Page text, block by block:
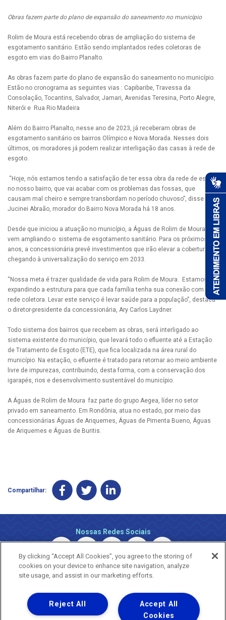
Obras fazem parte do plano de expansão do saneamento no município
Rolim de Moura está recebendo obras de ampliação do sistema de
esgotamento sanitário. Estão sendo implantados redes coletoras de
esgoto em vias do Bairro Planalto.
As obras fazem parte do plano de expansão do saneamento no município.
Estão no cronograma as seguintes vias : Capibaribe, Travessa da
Consolação, Tocantins, Salvador, Jamari, Avenidas Teresina, Porto Alegre,
Niterói e Rua Rio Madeira
Além do Bairro Planalto, nesse ano de 2023, já receberam obras de
esgotamento sanitário os bairros Olímpico e Nova Morada. Nesses dois
últimos, os moradores já podem realizar interligação das casas à rede de
esgoto.
“Hoje, nós estamos tendo a satisfação de ter essa obra da rede de esgoto
no nosso bairro, que vai acabar com os problemas das fossas, que
causam mal cheiro e sempre transbordam no período chuvoso”, disse
Jucinei Abraão, morador do Bairro Nova Morada há 18 anos.
Desde que iniciou a atuação no município, a Águas de Rolim de Moura
vem ampliando o sistema de esgotamento sanitário. Para os próximos
anos, a concessionária prevê investimentos que irão elevar a cobertura,
chegando à universalização do serviço em 2033.
“Nossa meta é trazer qualidade de vida para Rolim de Moura. Estamos
expandindo a estrutura para que cada família tenha sua conexão com a
rede coletora. Levar este serviço é levar saúde para a população”, destaca
o diretor-presidente da concessionária, Ary Carlos Laydner.
Todo sistema dos bairros que recebem as obras, será interligado ao
sistema existente do município, que levará todo o efluente até a Estação
de Tratamento de Esgoto (ETE), que fica localizada na área rural do
município. Na estação, o efluente é tratado para retornar ao meio ambiente
livre de impurezas, contribuindo, desta forma, com a conservação dos
igarapés, rios e desenvolvimento sustentável do município.
A Águas de Rolim de Moura faz parte do grupo Aegea, líder no setor
privado em saneamento. Em Rondônia, atua no estado, por meio das
concessionárias Águas de Ariquemes, Águas de Pimenta Bueno, Águas
de Ariquemes e Águas de Buritis.
Compartilhar:
Nossas Redes Sociais
Copyright © 2026 - Todos os Direitos Reservados.
By clicking “Accept All Cookies”, you agree to the storing of
cookies on your device to enhance site navigation, analyze
site usage, and assist in our marketing efforts.
Accept All
Cookies
Reject All